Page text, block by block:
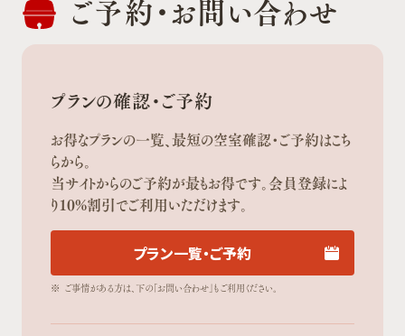
ご予約・お問い合わせ
プランの確認・ご予約
お得なプランの一覧、最短の空室確認・ご予約はこち
らから。
当サイトからのご予約が最もお得です。会員登録によ
り10%割引でご利用いただけます。
プラン一覧・ご予約
※ ご事情がある方は、下の「お問い合わせ」もご利用ください。